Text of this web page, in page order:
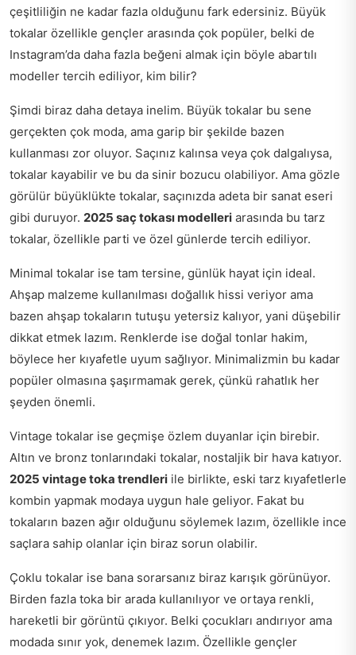
çeşitliliğin ne kadar fazla olduğunu fark edersiniz. Büyük
tokalar özellikle gençler arasında çok popüler, belki de
Instagram’da daha fazla beğeni almak için böyle abartılı
modeller tercih ediliyor, kim bilir?
Şimdi biraz daha detaya inelim. Büyük tokalar bu sene
gerçekten çok moda, ama garip bir şekilde bazen
kullanması zor oluyor. Saçınız kalınsa veya çok dalgalıysa,
tokalar kayabilir ve bu da sinir bozucu olabiliyor. Ama gözle
görülür büyüklükte tokalar, saçınızda adeta bir sanat eseri
gibi duruyor. 2025 saç tokası modelleri arasında bu tarz
tokalar, özellikle parti ve özel günlerde tercih ediliyor.
Minimal tokalar ise tam tersine, günlük hayat için ideal.
Ahşap malzeme kullanılması doğallık hissi veriyor ama
bazen ahşap tokaların tutuşu yetersiz kalıyor, yani düşebilir
dikkat etmek lazım. Renklerde ise doğal tonlar hakim,
böylece her kıyafetle uyum sağlıyor. Minimalizmin bu kadar
popüler olmasına şaşırmamak gerek, çünkü rahatlık her
şeyden önemli.
Vintage tokalar ise geçmişe özlem duyanlar için birebir.
Altın ve bronz tonlarındaki tokalar, nostaljik bir hava katıyor.
2025 vintage toka trendleri ile birlikte, eski tarz kıyafetlerle
kombin yapmak modaya uygun hale geliyor. Fakat bu
tokaların bazen ağır olduğunu söylemek lazım, özellikle ince
saçlara sahip olanlar için biraz sorun olabilir.
Çoklu tokalar ise bana sorarsanız biraz karışık görünüyor.
Birden fazla toka bir arada kullanılıyor ve ortaya renkli,
hareketli bir görüntü çıkıyor. Belki çocukları andırıyor ama
modada sınır yok, denemek lazım. Özellikle gençler